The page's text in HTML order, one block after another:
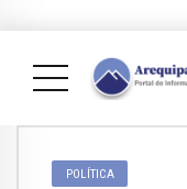
POLÍTICA